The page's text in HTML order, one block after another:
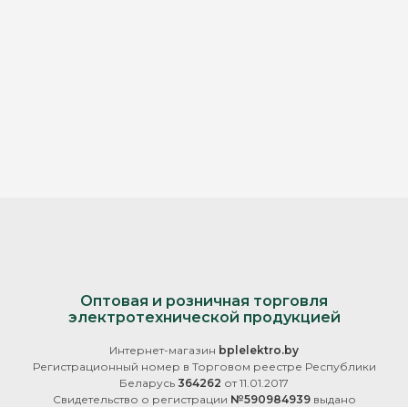
Оптовая и розничная торговля
электротехнической продукцией
Интернет-магазин bplelektro.by
Регистрационный номер в Торговом реестре Республики
Беларусь 364262 от 11.01.2017
Свидетельство о регистрации №590984939выдано